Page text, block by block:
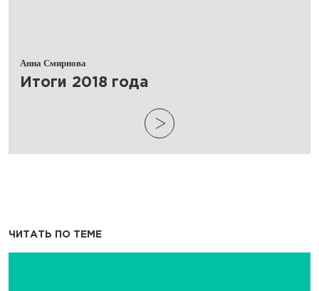
Анна Смирнова
Итоги 2018 года
ЧИТАТЬ ПО ТЕМЕ